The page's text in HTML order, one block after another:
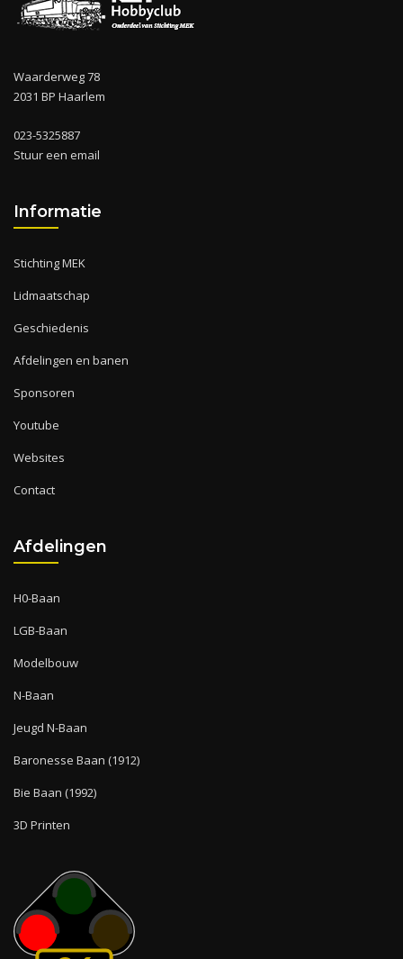
Waarderweg 78
2031 BP Haarlem
023-5325887
Stuur een email
Informatie
Stichting MEK
Lidmaatschap
Geschiedenis
Afdelingen en banen
Sponsoren
Youtube
Websites
Contact
Afdelingen
H0-Baan
LGB-Baan
Modelbouw
N-Baan
Jeugd N-Baan
Baronesse Baan (1912)
Bie Baan (1992)
3D Printen